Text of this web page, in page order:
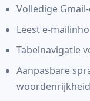
Volledige
Leest e-
Tabelnavigatie
Aanpasbare